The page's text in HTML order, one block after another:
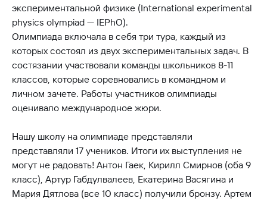
экспериментальной физике (International experimental
physics olympiad — IEPhO).
Олимпиада включала в себя три тура, каждый из
которых состоял из двух экспериментальных задач. В
состязании участвовали команды школьников 8-11
классов, которые соревновались в командном и
личном зачете. Работы участников олимпиады
оценивало международное жюри.
Нашу школу на олимпиаде представляли
представляли 17 учеников. Итоги их выступления не
могут не радовать! Антон Гаек, Кирилл Смирнов (оба 9
класс), Артур Габдулвалеев, Екатерина Васягина и
Мария Дятлова (все 10 класс) получили бронзу. Артем